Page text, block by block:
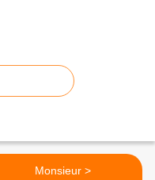
Monsieur >